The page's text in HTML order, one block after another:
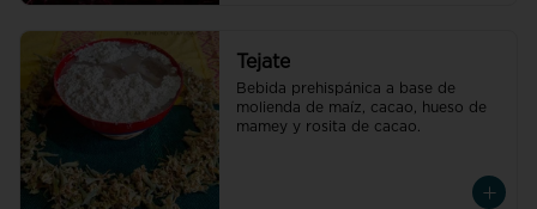
Tejate
Bebida prehispánica a base de
molienda de maíz, cacao, hueso de
mamey y rosita de cacao.